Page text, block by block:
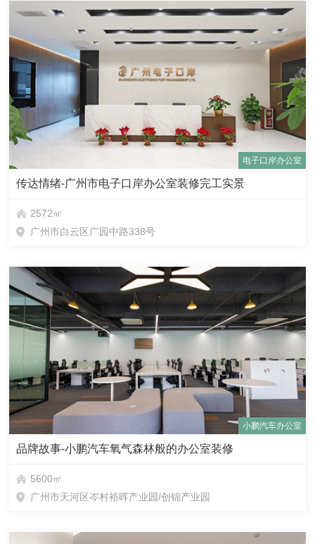
电子口岸办公室
传达情绪-广州市电子口岸办公室装修完工实景
2572㎡
广州市白云区广园中路338号
小鹏汽车办公室
品牌故事-小鹏汽车氧气森林般的办公室装修
5600㎡
广州市天河区岑村裕晖产业园/创锦产业园